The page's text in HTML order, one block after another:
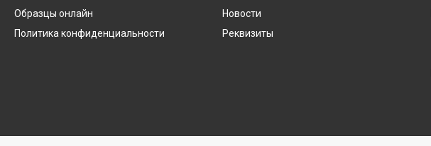
Образцы онлайн
Политика конфиденциальности
Новости
Реквизиты